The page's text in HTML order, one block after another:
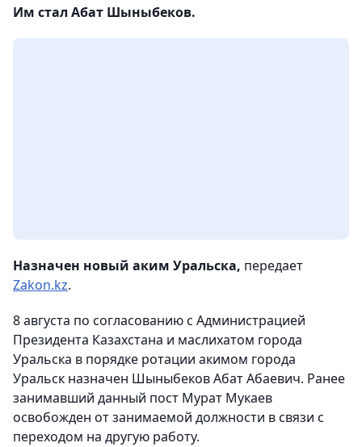
Им стал Абат Шыныбеков.
Назначен новый аким Уральска, передает
Zakon.kz.
8 августа по согласованию с Администрацией
Президента Казахстана и маслихатом города
Уральска в порядке ротации акимом города
Уральск назначен Шыныбеков Абат Абаевич. Ранее
занимавший данный пост Мурат Мукаев
освобожден от занимаемой должности в связи с
переходом на другую работу.